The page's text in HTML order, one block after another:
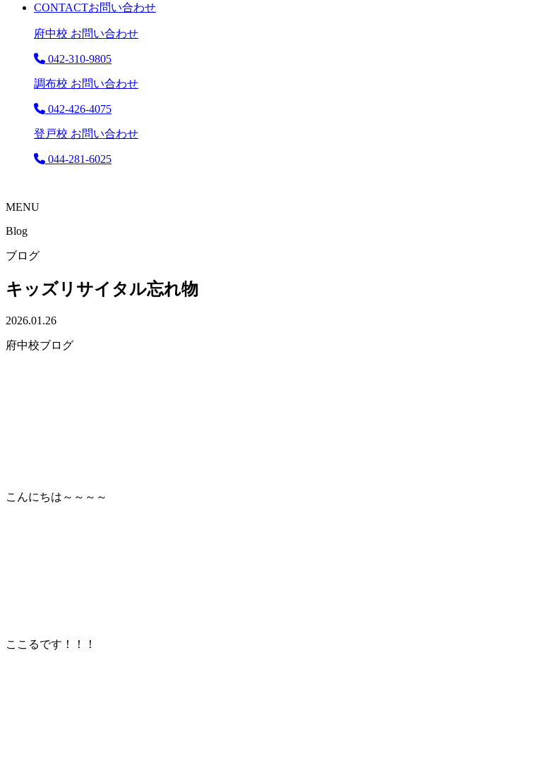
CONTACTお問い合わせ
府中校 お問い合わせ
042-310-9805
調布校 お問い合わせ
042-426-4075
登戸校 お問い合わせ
044-281-6025
MENU
Blog
ブログ
キッズリサイタル忘れ物
2026.01.26
府中校ブログ
こんにちは～～～～
ここるです！！！